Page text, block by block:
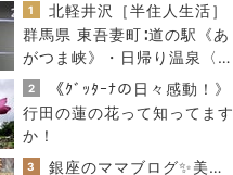
1
北軽井沢［半住人生活］
群馬県 東吾妻町∶道の駅《あ
がつま峡》・日帰り温泉〈天
狗の湯〉・・♪
2
《ｸﾞｯﾀｰﾅの日々感動！》
行田の蓮の花って知ってます
か！
3
銀座のママブログ✨美肌で開運✨銀座ママが作った化粧品✨銀座クラブ高嶋25歳で開店✨高嶋りえ子 お着物でエルメス バーキン コーデ